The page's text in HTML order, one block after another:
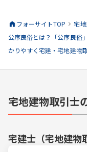
フォーサイトTOP 宅
公序良俗とは？「公序良俗
かりやすく宅建・宅地建物
宅地建物取引士
宅建士（宅地建物